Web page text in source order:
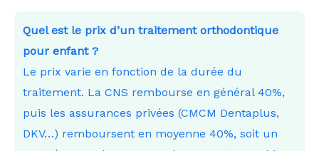
Quel est le prix d’un traitement orthodontique
pour enfant ?
Le prix varie en fonction de la durée du
traitement. La CNS rembourse en général 40%,
puis les assurances privées (CMCM Dentaplus,
DKV…) remboursent en moyenne 40%, soit un